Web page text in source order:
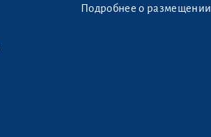
Подробнее о размещении